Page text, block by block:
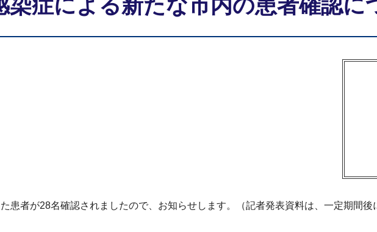
症による新たな市内の患者確認に
患者が28名確認されましたので、お知らせします。（記者発表資料は、一定期間後